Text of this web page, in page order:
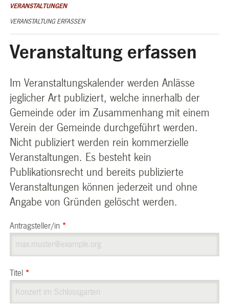
VERANSTALTUNGEN
VERANSTALTUNG ERFASSEN
Veranstaltung erfassen
Im Veranstaltungskalender werden Anlässe
jeglicher Art publiziert, welche innerhalb der
Gemeinde oder im Zusammenhang mit einem
Verein der Gemeinde durchgeführt werden.
Nicht publiziert werden rein kommerzielle
Veranstaltungen. Es besteht kein
Publikationsrecht und bereits publizierte
Veranstaltungen können jederzeit und ohne
Angabe von Gründen gelöscht werden.
Antragsteller/in *
Titel *